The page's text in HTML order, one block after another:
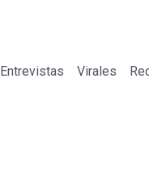
Entrevistas Virales